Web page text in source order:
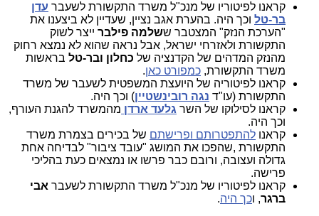
קראנו לפיטוריו של מנכ"ל משרד התקשורת לשעבר עדן
בר-טל וכך היה. בהערת אגב נציין, שעדיין לא ביצענו את
"הערכת הנזק" המצטבר ששלמה פילבר ייצר לשוק
התקשורת ולאזרחי ישראל, אבל נראה שהוא לא נמצא רחוק
מהנזק המדהים של הקדנציה של כחלון ובר-טל בראשות
משרד התקשורת, כמפורט כאן.
קראנו לפיטוריה של היועצת המשפטית לשעבר של משרד
התקשורת (עו"ד נגה רובינשטיין) וכך היה.
קראנו לסילוקו של השר גלעד ארדן מהמשרד להגנת העורף,
וכך היה.
קראנו להתפטרותם ופרישתם של בכירים בצמרת משרד
התקשורת ,שהפכו את המושג "עובד ציבור" לבדיחה אחת
גדולה ועצובה, ורובם כבר פרשו או נמצאים כעת בהליכי
פרישה.
קראנו לפיטוריו של מנכ"ל משרד התקשורת לשעבר אבי
ברגר, וכך היה.